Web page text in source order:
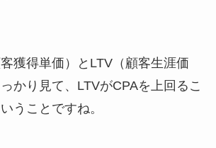
獲得単価）とLTV（顧客生涯価
かり見て、LTVがCPAを上回るこ
うことですね。